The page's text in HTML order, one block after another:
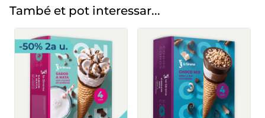
També et pot interessar...